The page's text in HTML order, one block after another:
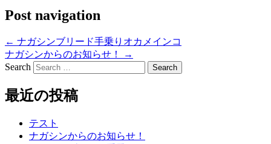
Post navigation
← ナガシンブリード手乗りオカメインコ
ナガシンからのお知らせ！
→
Search
最近の投稿
テスト
ナガシンからのお知らせ！